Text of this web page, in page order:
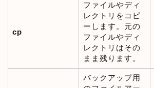
cp
ファイルやディ
レクトリをコピ
ーします。元の
ファイルやディ
レクトリはその
まま残ります。
バックアップ用